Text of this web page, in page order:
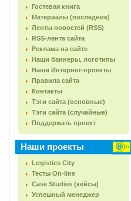
Гостевая книга
Материалы (последние)
Ленты новостей (RSS)
RSS-лента сайта
Реклама на сайте
Наши баннеры, логотипы
Наши Интернет-проекты
Правила сайта
Контакты
Тэги сайта (основные)
Тэги сайта (случайные)
Поддержать проект
Наши проекты
Logistics City
Тесты On-line
Case Studies (кейсы)
Успешный менеджер